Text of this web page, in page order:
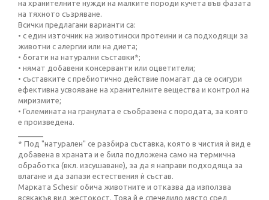
на хранителните нужди на малките породи кучета във фазата
на тяхното съзряване.
Всички предлагани варианти са:
• с един източник на животински протеини и са подходящи за
животни с алергии или на диета;
• богати на натурални съставки*;
• нямат добавени консерванти или оцветители;
• съставките с пребиотично действие помагат да се осигури
ефективна усвояване на хранителните вещества и контрол на
миризмите;
• Големината на гранулата е съобразена с породата, за която
е произведена.
* Под "натурален" се разбира съставка, която в чистия ѝ вид е
добавена в храната и е била подложена само на термична
обработка (вкл. изсушаване), за да я направи подходяща за
влагане и да запази естествения ѝ състав.
Марката Schesir обича животните и отказва да използва
всякакъв вид жестокост. Това й е спечелило място сред